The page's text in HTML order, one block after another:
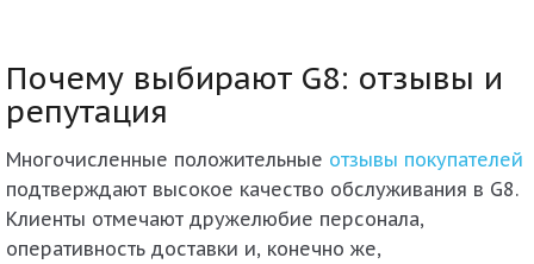
Почему выбирают G8: отзывы и
репутация
Многочисленные положительные отзывы покупателей
подтверждают высокое качество обслуживания в G8.
Клиенты отмечают дружелюбие персонала,
оперативность доставки и, конечно же,